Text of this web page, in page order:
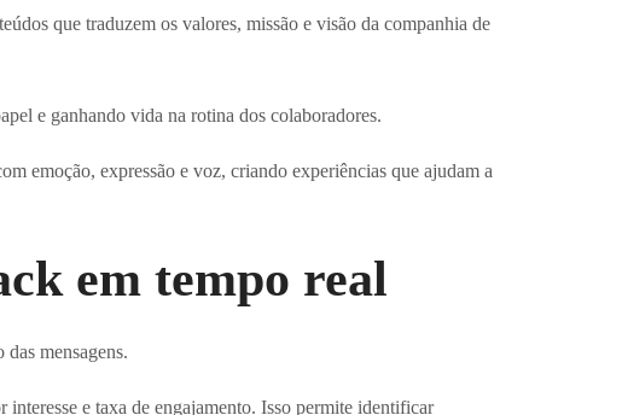
que traduzem os valores, missão e visão da companhia de
e ganhando vida na rotina dos colaboradores.
emoção, expressão e voz, criando experiências que ajudam a
em tempo real
mensagens.
e taxa de engajamento. Isso permite identificar